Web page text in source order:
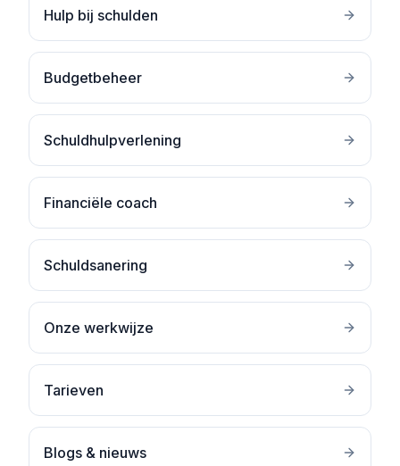
Hulp bij schulden
Budgetbeheer
Schuldhulpverlening
Financiële coach
Schuldsanering
Onze werkwijze
Tarieven
Blogs & nieuws